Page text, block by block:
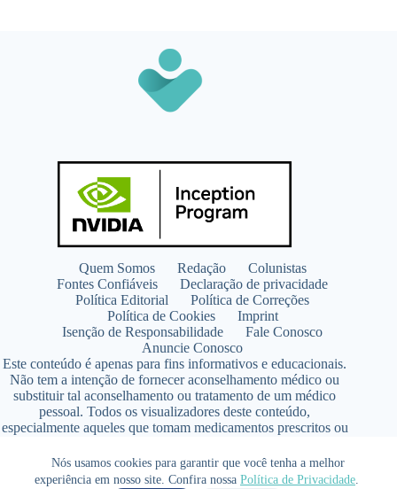
Nós usamos cookies para garantir que você tenha a melhor
experiência em nosso site. Confira nossa Política de Privacidade.
Quem Somos Redação
Colunistas
Fontes Confiáveis
Declaração de privacidade
Política Editorial
Política de Correções
Política de Cookies
Imprint
Isenção de Responsabilidade
Fale Conosco
Anuncie Conosco
Este conteúdo é apenas para fins informativos e educacionais.
Não tem a intenção de fornecer aconselhamento médico ou
substituir tal aconselhamento ou tratamento de um médico
pessoal. Todos os visualizadores deste conteúdo,
especialmente aqueles que tomam medicamentos prescritos ou
qualquer programa de nutrição, suplementação ou estilo de
vida.